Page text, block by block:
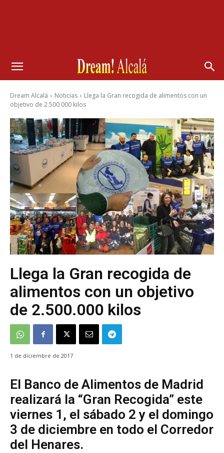
Dream Alcalá Noticias
Llega la Gran recogida de alimentos con un
objetivo de 2.500.000 kilos
Llega la Gran recogida de
alimentos con un objetivo
de 2.500.000 kilos
1 de diciembre de 2017
El Banco de Alimentos de Madrid
realizará la “Gran Recogida” este
viernes 1, el sábado 2 y el domingo
3 de diciembre en todo el Corredor
del Henares.